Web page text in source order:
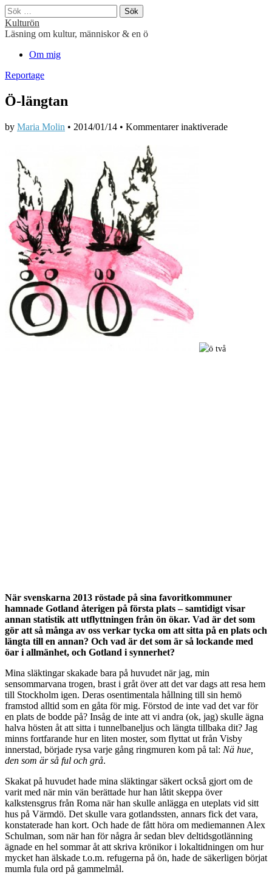
Sök
efter:
Kulturön
Läsning om kultur, människor & en ö
Main
Skip
content
Om mig
Reportage
Ö-längtan
by Maria Molin • 2014/01/14 • Kommentarer inaktiveradeför
När svenskarna 2013 röstade på sina favoritkommuner
hamnade Gotland återigen på första plats – samtidigt visar
annan statistik att utflyttningen från ön ökar. Vad är det som
gör att så många av oss verkar tycka om att sitta på en plats och
längta till en annan? Och vad är det som är så lockande med
öar i allmänhet, och Gotland i synnerhet?
Mina släktingar skakade bara på huvudet när jag, min
sensommarvana trogen, brast i gråt över att det var dags att resa hem
till Stockholm igen. Deras osentimentala hållning till sin hemö
framstod alltid som en gåta för mig. Förstod de inte vad det var för
en plats de bodde på? Insåg de inte att vi andra (ok, jag) skulle ägna
halva hösten åt att sitta i tunnelbaneljus och längta tillbaka dit? Jag
minns fortfarande hur en liten moster, som flyttat ut från Visby
innerstad, började rysa varje gång ringmuren kom på tal: Nä hue,
den som är så ful och grå.
Skakat på huvudet hade mina släktingar säkert också gjort om de
varit med när min vän berättade hur han låtit skeppa över
kalkstensgrus från Roma när han skulle anlägga en uteplats vid sitt
hus på Värmdö. Det skulle vara gotlandssten, annars fick det vara,
konstaterade han kort. Och hade de fått höra om mediemannen Alex
Schulman, som när han för några år sedan blev deltidsgotlänning
ägnade en hel sommar åt att skriva krönikor i lokaltidningen om hur
mycket han älskade t.o.m. refugerna på ön, hade de säkerligen börjat
mumla fula ord på gammelmål.